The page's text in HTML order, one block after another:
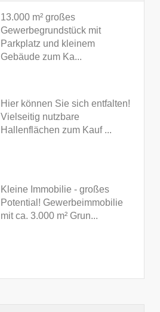
13.000 m² großes
Gewerbegrundstück mit
Parkplatz und kleinem
Gebäude zum Ka...
Hier können Sie sich entfalten!
Vielseitig nutzbare
Hallenflächen zum Kauf ...
Kleine Immobilie - großes
Potential! Gewerbeimmobilie
mit ca. 3.000 m² Grun...